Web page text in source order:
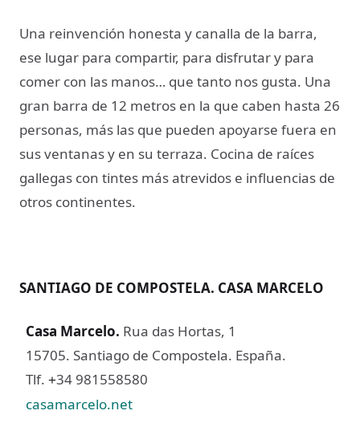
Una reinvención honesta y canalla de la barra,
ese lugar para compartir, para disfrutar y para
comer con las manos… que tanto nos gusta. Una
gran barra de 12 metros en la que caben hasta 26
personas, más las que pueden apoyarse fuera en
sus ventanas y en su terraza. Cocina de raíces
gallegas con tintes más atrevidos e influencias de
otros continentes.
SANTIAGO DE COMPOSTELA. CASA MARCELO
Casa Marcelo. Rua das Hortas, 1
15705. Santiago de Compostela. España.
Tlf. +34 981558580
casamarcelo.net